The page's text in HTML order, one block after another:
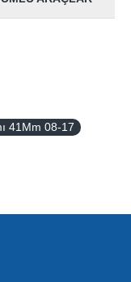
41Mm 08-17